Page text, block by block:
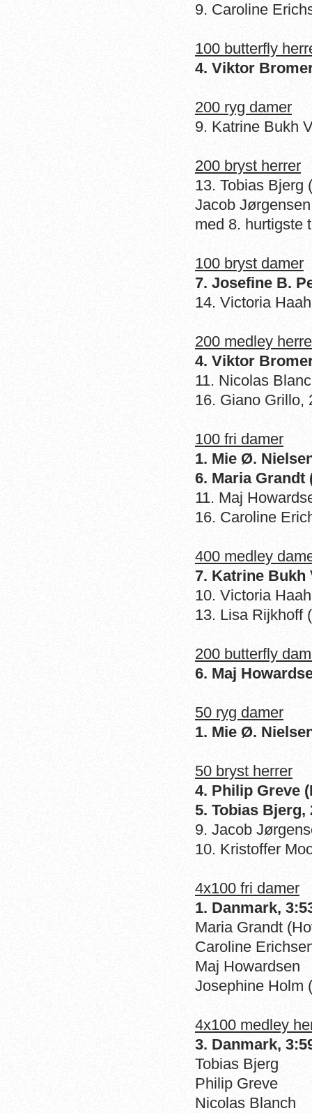
9. Caroline
100 butterfly
4. Viktor
200 ryg damer
9. Katrine Bukh
200 bryst herrer
13. Tobias Bjerg
Jacob
med 8. hurtigste
100 bryst damer
7. Josefine B.
14. Victoria
200 medley
4. Viktor
11. Nicolas
16. Giano Grillo,
100 fri damer
1. Mie Ø.
6. Maria Grandt
11. Maj
16. Caroline
400 medley
7. Katrine Bukh
10. Victoria
13. Lisa Rijkhoff
200 butterfly
6. Maj
50 ryg damer
1. Mie Ø.
50 bryst herrer
4. Philip Greve
5. Tobias Bjerg,
9. Jacob
10. Kristoffer
4x100 fri damer
1. Danmark,
Maria Grandt
Caroline
Maj Howardsen
Josephine
4x100 medley
3. Danmark,
Tobias Bjerg
Philip Greve
Nicolas Blanch